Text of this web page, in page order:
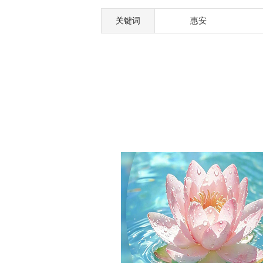
关键词 惠安